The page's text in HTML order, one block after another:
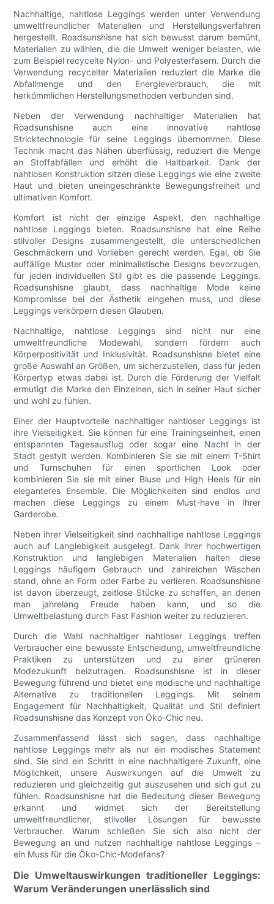
Nachhaltige, nahtlose Leggings werden unter Verwendung
umweltfreundlicher Materialien und Herstellungsverfahren
hergestellt. Roadsunshisne hat sich bewusst darum bemüht,
Materialien zu wählen, die die Umwelt weniger belasten, wie
zum Beispiel recycelte Nylon- und Polyesterfasern. Durch die
Verwendung recycelter Materialien reduziert die Marke die
Abfallmenge und den Energieverbrauch, die mit
herkömmlichen Herstellungsmethoden verbunden sind.
Neben der Verwendung nachhaltiger Materialien hat
Roadsunshisne auch eine innovative nahtlose
Stricktechnologie für seine Leggings übernommen. Diese
Technik macht das Nähen überflüssig, reduziert die Menge
an Stoffabfällen und erhöht die Haltbarkeit. Dank der
nahtlosen Konstruktion sitzen diese Leggings wie eine zweite
Haut und bieten uneingeschränkte Bewegungsfreiheit und
ultimativen Komfort.
Komfort ist nicht der einzige Aspekt, den nachhaltige
nahtlose Leggings bieten. Roadsunshisne hat eine Reihe
stilvoller Designs zusammengestellt, die unterschiedlichen
Geschmäckern und Vorlieben gerecht werden. Egal, ob Sie
auffällige Muster oder minimalistische Designs bevorzugen,
für jeden individuellen Stil gibt es die passende Leggings.
Roadsunshisne glaubt, dass nachhaltige Mode keine
Kompromisse bei der Ästhetik eingehen muss, und diese
Leggings verkörpern diesen Glauben.
Nachhaltige, nahtlose Leggings sind nicht nur eine
umweltfreundliche Modewahl, sondern fördern auch
Körperpositivität und Inklusivität. Roadsunshisne bietet eine
große Auswahl an Größen, um sicherzustellen, dass für jeden
Körpertyp etwas dabei ist. Durch die Förderung der Vielfalt
ermutigt die Marke den Einzelnen, sich in seiner Haut sicher
und wohl zu fühlen.
Einer der Hauptvorteile nachhaltiger nahtloser Leggings ist
ihre Vielseitigkeit. Sie können für eine Trainingseinheit, einen
entspannten Tagesausflug oder sogar eine Nacht in der
Stadt gestylt werden. Kombinieren Sie sie mit einem T-Shirt
und Turnschuhen für einen sportlichen Look oder
kombinieren Sie sie mit einer Bluse und High Heels für ein
eleganteres Ensemble. Die Möglichkeiten sind endlos und
machen diese Leggings zu einem Must-have in Ihrer
Garderobe.
Neben ihrer Vielseitigkeit sind nachhaltige nahtlose Leggings
auch auf Langlebigkeit ausgelegt. Dank ihrer hochwertigen
Konstruktion und langlebigen Materialien halten diese
Leggings häufigem Gebrauch und zahlreichen Wäschen
stand, ohne an Form oder Farbe zu verlieren. Roadsunshisne
ist davon überzeugt, zeitlose Stücke zu schaffen, an denen
man jahrelang Freude haben kann, und so die
Umweltbelastung durch Fast Fashion weiter zu reduzieren.
Durch die Wahl nachhaltiger nahtloser Leggings treffen
Verbraucher eine bewusste Entscheidung, umweltfreundliche
Praktiken zu unterstützen und zu einer grüneren
Modezukunft beizutragen. Roadsunshisne ist in dieser
Bewegung führend und bietet eine modische und nachhaltige
Alternative zu traditionellen Leggings. Mit seinem
Engagement für Nachhaltigkeit, Qualität und Stil definiert
Roadsunshisne das Konzept von Öko-Chic neu.
Zusammenfassend lässt sich sagen, dass nachhaltige
nahtlose Leggings mehr als nur ein modisches Statement
sind. Sie sind ein Schritt in eine nachhaltigere Zukunft, eine
Möglichkeit, unsere Auswirkungen auf die Umwelt zu
reduzieren und gleichzeitig gut auszusehen und sich gut zu
fühlen. Roadsunshisne hat die Bedeutung dieser Bewegung
erkannt und widmet sich der Bereitstellung
umweltfreundlicher, stilvoller Lösungen für bewusste
Verbraucher. Warum schließen Sie sich also nicht der
Bewegung an und nutzen nachhaltige nahtlose Leggings –
ein Muss für die Öko-Chic-Modefans?
Die Umweltauswirkungen traditioneller Leggings:
Warum Veränderungen unerlässlich sind